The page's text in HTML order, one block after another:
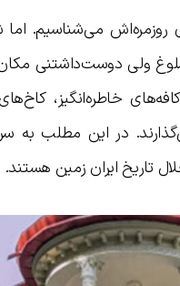
روزمره‌اش می‌شناسیم.
ولی دوست‌داشتنی
خاطره‌انگیز،
در این مطلب به
تاریخ ایران زمین هستند.